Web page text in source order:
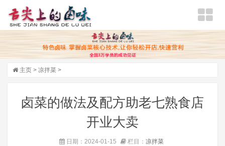
主页 > 凉拌菜 >
卤菜的做法及配方助老七熟食店
开业大卖
日期：2024-01-15 栏目： 凉拌菜